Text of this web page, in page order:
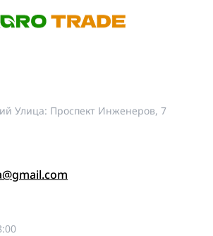
Улица: Проспект Инженеров, 7